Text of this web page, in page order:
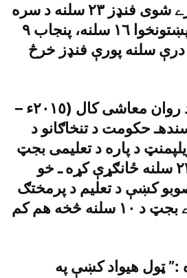
سندهـ د ځانګړے کړے شوى فنډز ٢٣ سلنه د سره
لګولې نۀ وه، خيبرپښتونخوا ١٦ سلنه، پنجاب ٩
درې سلنه پورې فنډز خرڅ
د مبصرينو ترمخه د روان معاشى کال (٢٠١٥ء –
سندهـ حکومت د تنخاګانو د
او ډويلپمنټ د پاره د تعليمى بجټ
په مجموعى توګه ٢٢ سلنه ځانګړې کړه ـ خو
کښې د تعليم د پرمختګ
د پاره ايښودے شوے بجټ د ١٠ سلنه څخه هم کم
:” ټول هيواد کښې په